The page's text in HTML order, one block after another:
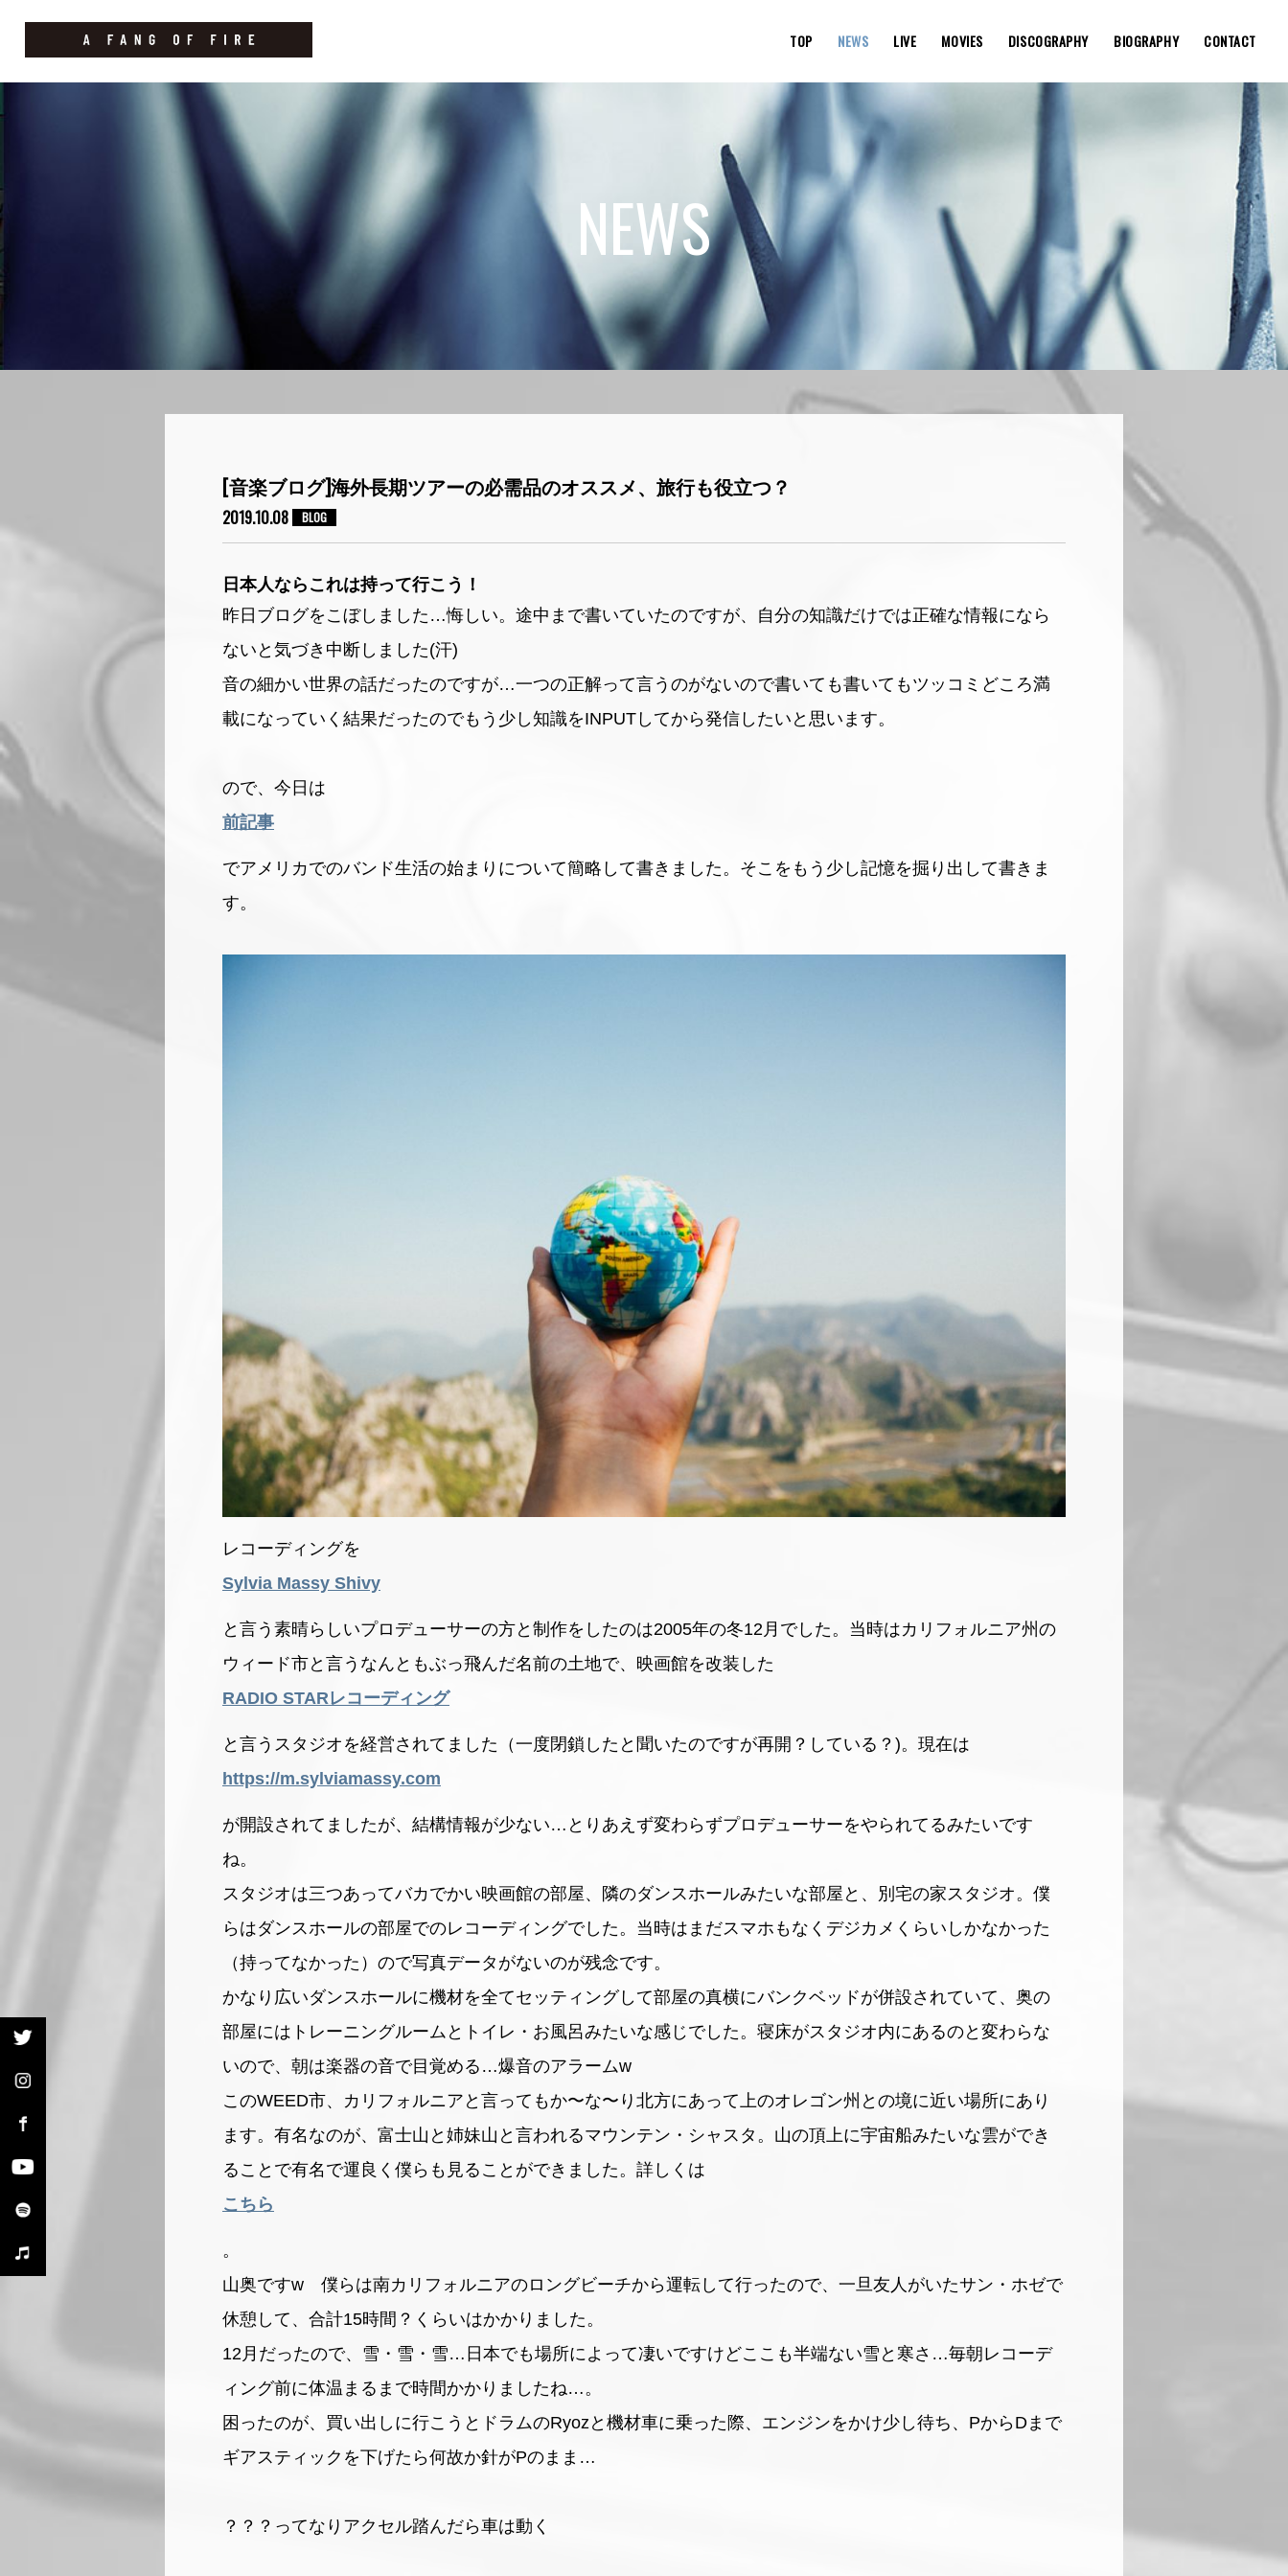
TOP NEWS LIVE MOVIES DISCOGRAPHY BIOGRAPHY CONTACT
NEWS
[音楽ブログ]海外長期ツアーの必需品のオススメ、旅行も役立つ？
2019.10.08 BLOG
日本人ならこれは持って行こう！
昨日ブログをこぼしました…悔しい。途中まで書いていたのですが、自分の知識だけでは正確な情報になら
ないと気づき中断しました(汗)
音の細かい世界の話だったのですが…一つの正解って言うのがないので書いても書いてもツッコミどころ満
載になっていく結果だったのでもう少し知識をINPUTしてから発信したいと思います。
ので、今日は
前記事
でアメリカでのバンド生活の始まりについて簡略して書きました。そこをもう少し記憶を掘り出して書きま
す。
レコーディングを
Sylvia Massy Shivy
と言う素晴らしいプロデューサーの方と制作をしたのは2005年の冬12月でした。当時はカリフォルニア州の
ウィード市と言うなんともぶっ飛んだ名前の土地で、映画館を改装した
RADIO STARレコーディング
と言うスタジオを経営されてました（一度閉鎖したと聞いたのですが再開？している？)。現在は
https://m.sylviamassy.com
が開設されてましたが、結構情報が少ない…とりあえず変わらずプロデューサーをやられてるみたいです
ね。
スタジオは三つあってバカでかい映画館の部屋、隣のダンスホールみたいな部屋と、別宅の家スタジオ。僕
らはダンスホールの部屋でのレコーディングでした。当時はまだスマホもなくデジカメくらいしかなかった
（持ってなかった）ので写真データがないのが残念です。
かなり広いダンスホールに機材を全てセッティングして部屋の真横にバンクベッドが併設されていて、奥の
部屋にはトレーニングルームとトイレ・お風呂みたいな感じでした。寝床がスタジオ内にあるのと変わらな
いので、朝は楽器の音で目覚める…爆音のアラームw
このWEED市、カリフォルニアと言ってもか〜な〜り北方にあって上のオレゴン州との境に近い場所にあり
ます。有名なのが、富士山と姉妹山と言われるマウンテン・シャスタ。山の頂上に宇宙船みたいな雲ができ
ることで有名で運良く僕らも見ることができました。詳しくは
こちら
。
山奥ですw 僕らは南カリフォルニアのロングビーチから運転して行ったので、一旦友人がいたサン・ホゼで
休憩して、合計15時間？くらいはかかりました。
12月だったので、雪・雪・雪…日本でも場所によって凄いですけどここも半端ない雪と寒さ…毎朝レコーデ
ィング前に体温まるまで時間かかりましたね…。
困ったのが、買い出しに行こうとドラムのRyozと機材車に乗った際、エンジンをかけ少し待ち、PからDまで
ギアスティックを下げたら何故か針がPのまま…
？？？ってなりアクセル踏んだら車は動く